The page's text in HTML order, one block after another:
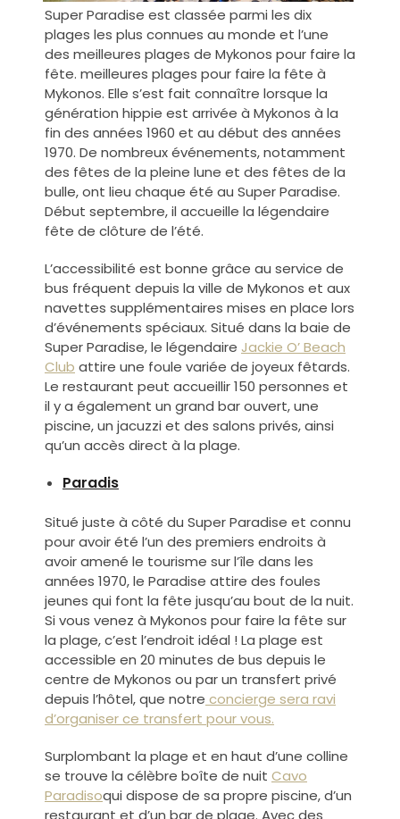
Super Paradise est classée parmi les dix
plages les plus connues au monde et l’une
des meilleures plages de Mykonos pour faire la
fête. meilleures plages pour faire la fête à
Mykonos. Elle s’est fait connaître lorsque la
génération hippie est arrivée à Mykonos à la
fin des années 1960 et au début des années
1970. De nombreux événements, notamment
des fêtes de la pleine lune et des fêtes de la
bulle, ont lieu chaque été au Super Paradise.
Début septembre, il accueille la légendaire
fête de clôture de l’été.
L’accessibilité est bonne grâce au service de
bus fréquent depuis la ville de Mykonos et aux
navettes supplémentaires mises en place lors
d’événements spéciaux. Situé dans la baie de
Super Paradise, le légendaire Jackie O’ Beach
Club attire une foule variée de joyeux fêtards.
Le restaurant peut accueillir 150 personnes et
il y a également un grand bar ouvert, une
piscine, un jacuzzi et des salons privés, ainsi
qu’un accès direct à la plage.
Paradis
Situé juste à côté du Super Paradise et connu
pour avoir été l’un des premiers endroits à
avoir amené le tourisme sur l’île dans les
années 1970, le Paradise attire des foules
jeunes qui font la fête jusqu’au bout de la nuit.
Si vous venez à Mykonos pour faire la fête sur
la plage, c’est l’endroit idéal ! La plage est
accessible en 20 minutes de bus depuis le
centre de Mykonos ou par un transfert privé
depuis l’hôtel, que notre concierge sera ravi
d’organiser ce transfert pour vous.
Surplombant la plage et en haut d’une colline
se trouve la célèbre boîte de nuit Cavo
Paradisoqui dispose de sa propre piscine, d’un
restaurant et d’un bar de plage. Avec des